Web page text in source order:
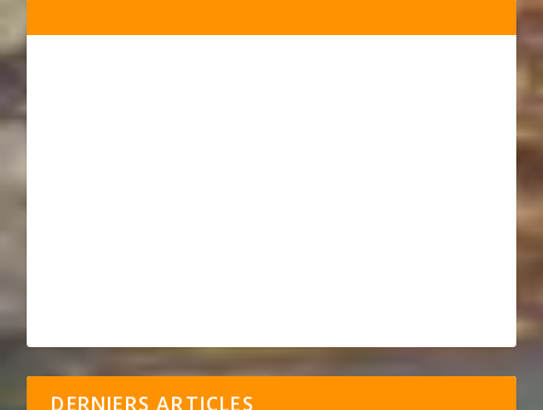
DERNIERS ARTICLES